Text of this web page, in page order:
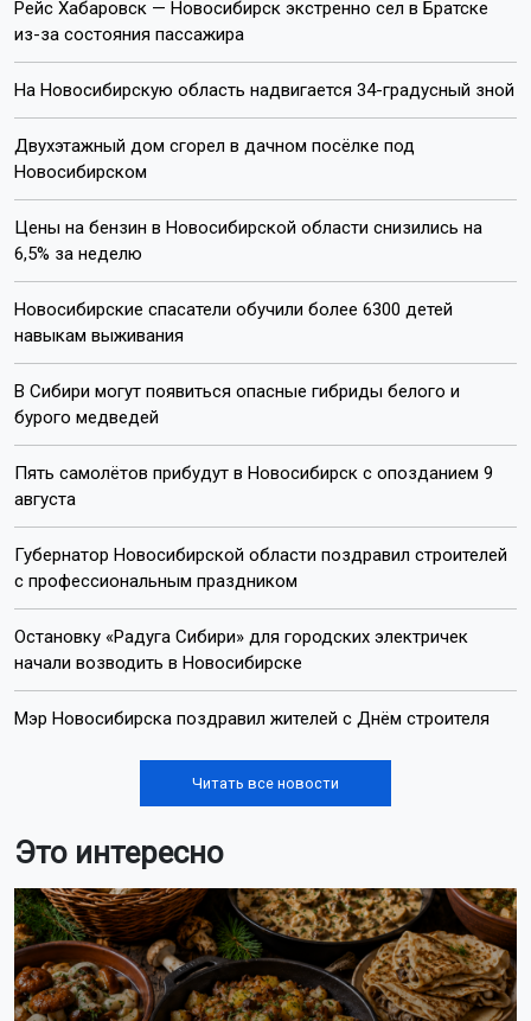
Рейс Хабаровск — Новосибирск экстренно сел в Братске
из-за состояния пассажира
На Новосибирскую область надвигается 34-градусный зной
Двухэтажный дом сгорел в дачном посёлке под
Новосибирском
Цены на бензин в Новосибирской области снизились на
6,5% за неделю
Новосибирские спасатели обучили более 6300 детей
навыкам выживания
В Сибири могут появиться опасные гибриды белого и
бурого медведей
Пять самолётов прибудут в Новосибирск с опозданием 9
августа
Губернатор Новосибирской области поздравил строителей
с профессиональным праздником
Остановку «Радуга Сибири» для городских электричек
начали возводить в Новосибирске
Мэр Новосибирска поздравил жителей с Днём строителя
Читать все новости
Это интересно